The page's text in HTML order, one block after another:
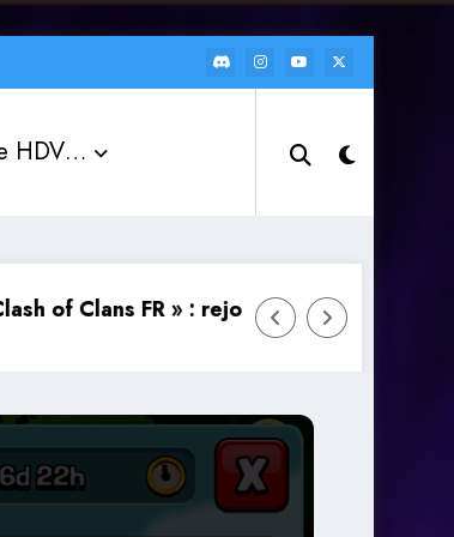
HDV…
la communauté et débloquez des
Le Chat Global fait son grand retour